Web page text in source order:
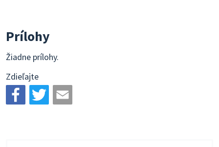
Prílohy
Žiadne prílohy.
Zdieľajte